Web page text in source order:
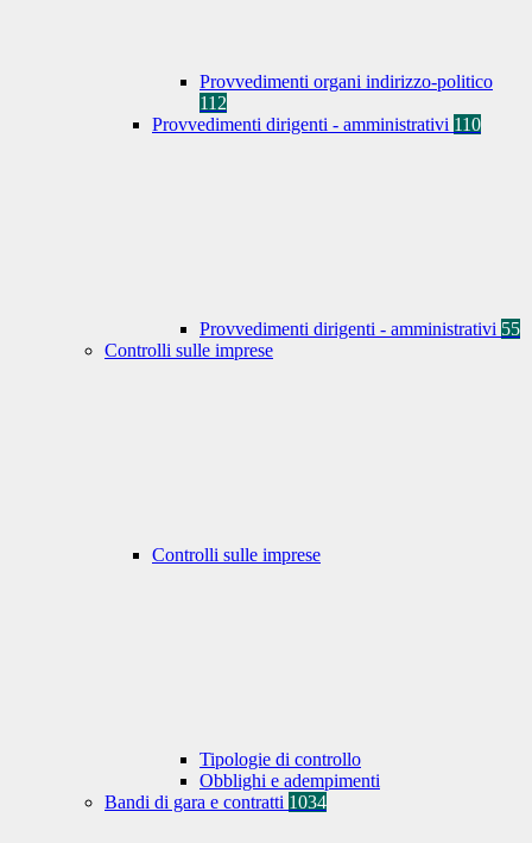
Provvedimenti organi indirizzo-politico
112
Provvedimenti dirigenti - amministrativi 110
Provvedimenti dirigenti - amministrativi 55
Controlli sulle imprese
Controlli sulle imprese
Tipologie di controllo
Obblighi e adempimenti
Bandi di gara e contratti 1034